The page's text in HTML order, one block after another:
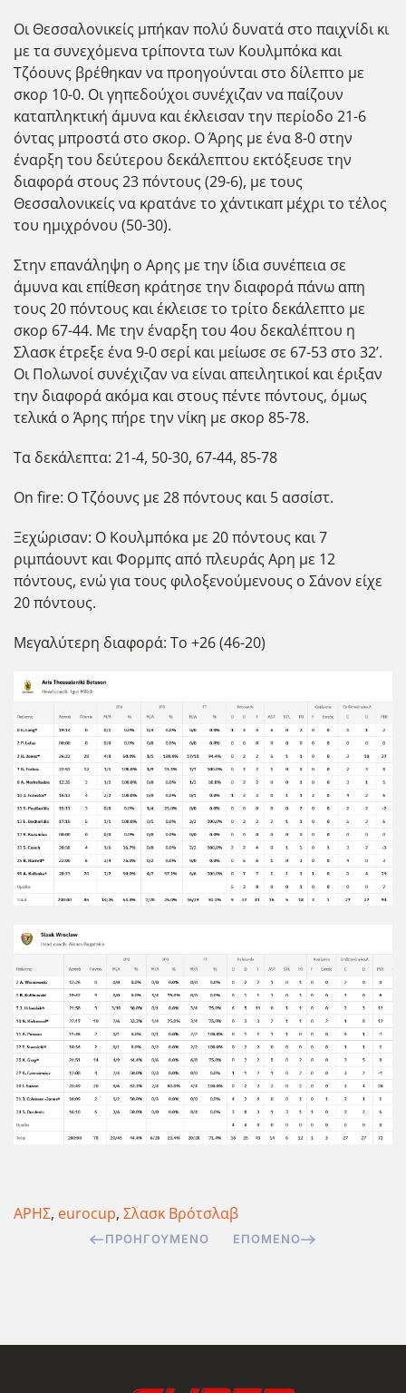
Οι Θεσσαλονικείς μπήκαν πολύ δυνατά στο παιχνίδι κι
με τα συνεχόμενα τρίποντα των Κουλμπόκα και
Τζόουνς βρέθηκαν να προηγούνται στο δίλεπτο με
σκορ 10-0. Οι γηπεδούχοι συνέχιζαν να παίζουν
καταπληκτική άμυνα και έκλεισαν την περίοδο 21-6
όντας μπροστά στο σκορ. Ο Άρης με ένα 8-0 στην
έναρξη του δεύτερου δεκάλεπτου εκτόξευσε την
διαφορά στους 23 πόντους (29-6), με τους
Θεσσαλονικείς να κρατάνε το χάντικαπ μέχρι το τέλος
του ημιχρόνου (50-30).
Στην επανάληψη ο Αρης με την ίδια συνέπεια σε
άμυνα και επίθεση κράτησε την διαφορά πάνω απη
τους 20 πόντους και έκλεισε το τρίτο δεκάλεπτο με
σκορ 67-44. Με την έναρξη του 4ου δεκαλέπτου η
Σλασκ έτρεξε ένα 9-0 σερί και μείωσε σε 67-53 στο 32’.
Οι Πολωνοί συνέχιζαν να είναι απειλητικοί και έριξαν
την διαφορά ακόμα και στους πέντε πόντους, όμως
τελικά ο Άρης πήρε την νίκη με σκορ 85-78.
Τα δεκάλεπτα: 21-4, 50-30, 67-44, 85-78
On fire: Ο Τζόουνς με 28 πόντους και 5 ασσίστ.
Ξεχώρισαν: Ο Κουλμπόκα με 20 πόντους και 7
ριμπάουντ και Φορμπς από πλευράς Αρη με 12
πόντους, ενώ για τους φιλοξενούμενους ο Σάνον είχε
20 πόντους.
Μεγαλύτερη διαφορά: Το +26 (46-20)
ΑΡΗΣ, eurocup, Σλασκ Βρότσλαβ
ΠΡΟΗΓΟΎΜΕΝΟ ΕΠΌΜΕΝΟ